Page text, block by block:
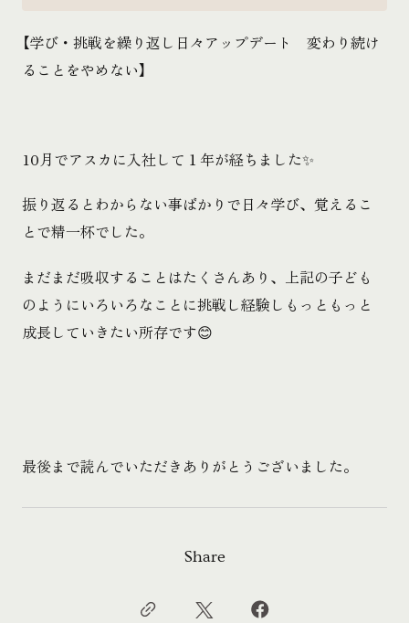
【学び・挑戦を繰り返し日々アップデート 変わり続け
ることをやめない】
10月でアスカに入社して１年が経ちました✨
振り返るとわからない事ばかりで日々学び、覚えるこ
とで精一杯でした。
まだまだ吸収することはたくさんあり、上記の子ども
のようにいろいろなことに挑戦し経験しもっともっと
成長していきたい所存です😊
最後まで読んでいただきありがとうございました。
Share